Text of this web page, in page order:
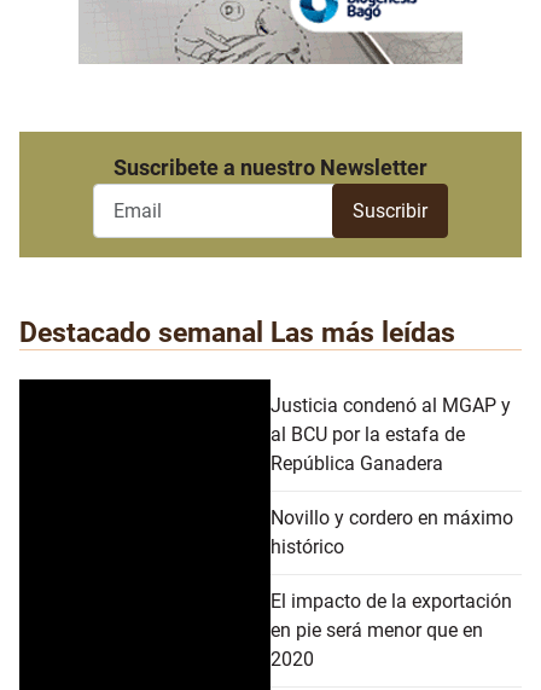
Suscribete a nuestro Newsletter
Destacado semanal Las más leídas
Justicia condenó al MGAP y
al BCU por la estafa de
República Ganadera
Novillo y cordero en máximo
histórico
El impacto de la exportación
en pie será menor que en
2020